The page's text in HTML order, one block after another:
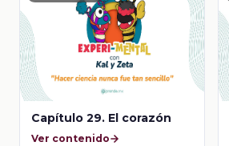
Capítulo 29. El corazón
Ver contenido